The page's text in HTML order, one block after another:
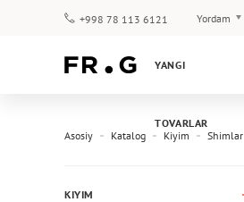
+998 78 113 6121 Yordam
Kafolat
YANGI
TOVARLAR
Asosiy Katalog Kiyim Shimlar
KIYIM